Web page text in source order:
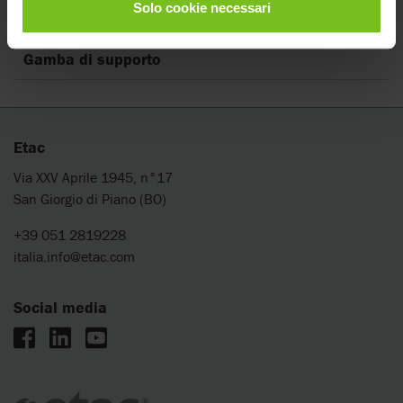
Solo cookie necessari
Manuale di montaggio
Gamba di supporto
Etac
Via XXV Aprile 1945, n°17
San Giorgio di Piano (BO)
+39 051 2819228
italia.info@etac.com
Social media